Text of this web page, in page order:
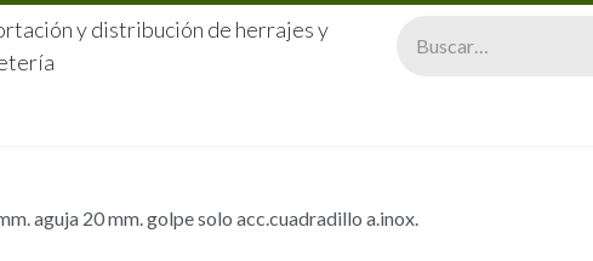
y distribución de herrajes y
aguja 20 mm. golpe solo acc.cuadradillo a.inox.